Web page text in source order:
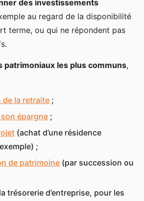
des investissements
au regard de la disponibilité
terme, ou qui ne répondent pas
patrimoniaux les plus communs,
de la retraite ;
épargne ;
(achat d’une résidence
;
de patrimoine (par succession ou
trésorerie d’entreprise, pour les